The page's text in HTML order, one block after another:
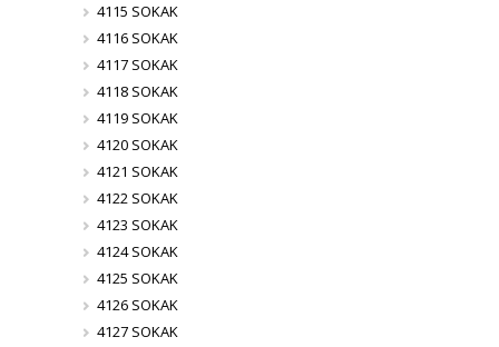
4115 SOKAK
4116 SOKAK
4117 SOKAK
4118 SOKAK
4119 SOKAK
4120 SOKAK
4121 SOKAK
4122 SOKAK
4123 SOKAK
4124 SOKAK
4125 SOKAK
4126 SOKAK
4127 SOKAK